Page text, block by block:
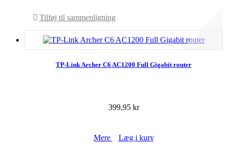
Tilføj til sammenligning
TP-Link Archer C6 AC1200 Full Gigabit router
399,95 kr
Mere Læg i kurv